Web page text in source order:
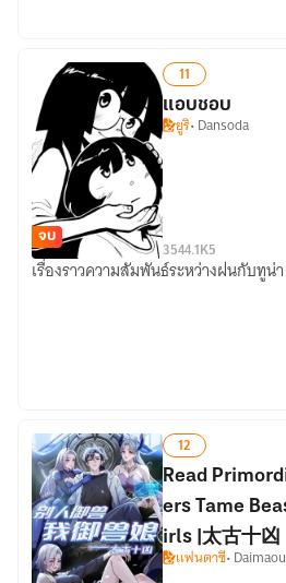
แอบ
จบ
11
แอบชอบ
ยูริ• Dansoda
3544.1K5
เรื่องราวความสัมพันธ์ระหว่างฝนกับทูน่า
12
Read
ers Tame
irls |太古十凶
แฟนตาซี•